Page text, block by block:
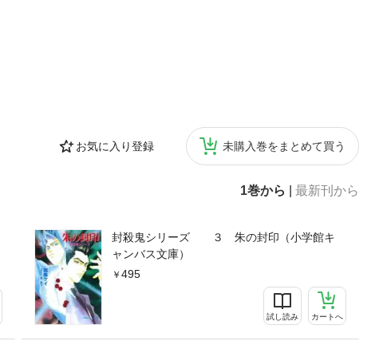
お気に入り登録 未購入巻をまとめて買う
1巻から 最新刊から
封殺鬼シリーズ ３ 朱の封印（小学館キ
ャンバス文庫）
495
試し読み カートへ